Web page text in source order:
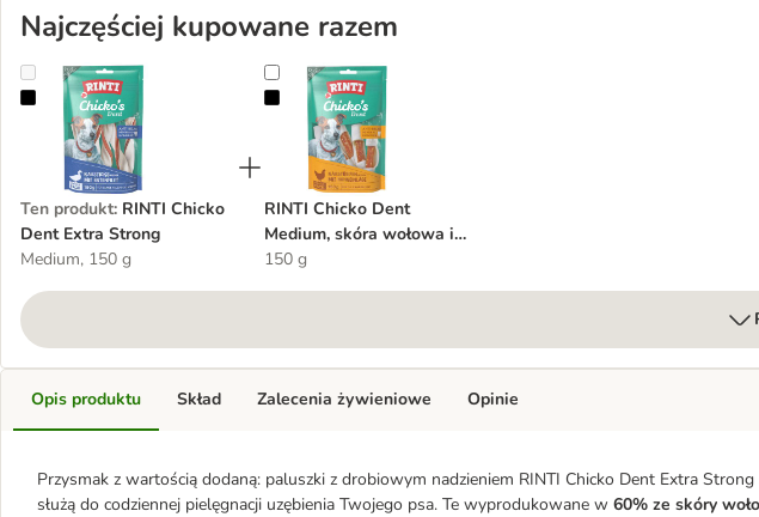
Najczęściej kupowane razem
RINTI Chicko Dent Extra Strong
Ten produkt: RINTI Chicko
Dent Extra Strong
Medium, 150 g
RINTI Chicko Dent Medium, skóra wołowa i kurczak
RINTI Chicko Dent
Medium, skóra wołowa i
kurczak
150 g
Opis produktu
Przysmak z wartością dodaną: paluszki z drobiowym nadzieniem RINTI Chicko Dent Extra
służą do codziennej pielęgnacji uzębienia Twojego psa. Te wyprodukowane w 60% ze skóry
Skład Zalecenia żywieniowe Opinie